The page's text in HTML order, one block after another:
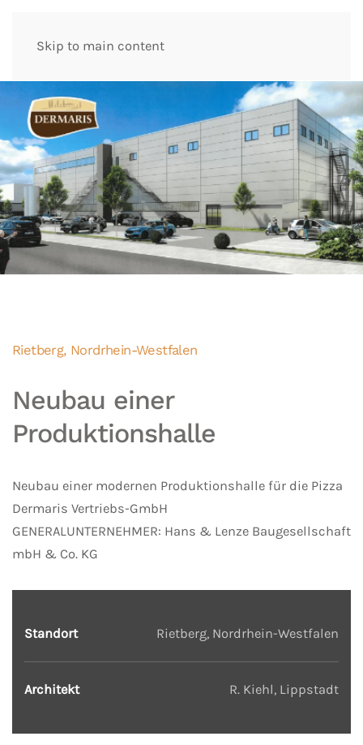
Skip to main content
Rietberg, Nordrhein-Westfalen
Neubau einer
Produktionshalle
Neubau einer modernen Produktionshalle für die Pizza
Dermaris Vertriebs-GmbH
GENERALUNTERNEHMER: Hans & Lenze Baugesellschaft
mbH & Co. KG
Standort Rietberg, Nordrhein-Westfalen
Architekt R. Kiehl, Lippstadt